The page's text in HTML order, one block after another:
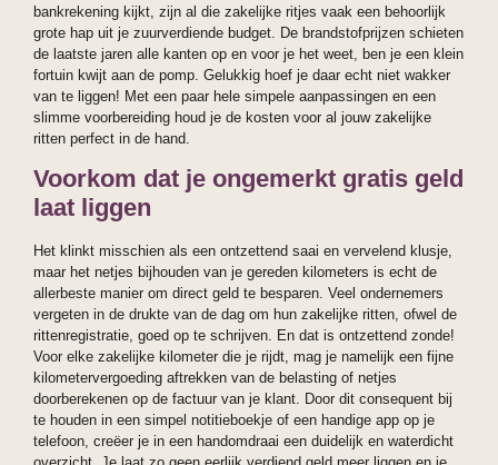
bankrekening kijkt, zijn al die zakelijke ritjes vaak een behoorlijk
grote hap uit je zuurverdiende budget. De brandstofprijzen schieten
de laatste jaren alle kanten op en voor je het weet, ben je een klein
fortuin kwijt aan de pomp. Gelukkig hoef je daar echt niet wakker
van te liggen! Met een paar hele simpele aanpassingen en een
slimme voorbereiding houd je de kosten voor al jouw zakelijke
ritten perfect in de hand.
Voorkom dat je ongemerkt gratis geld
laat liggen
Het klinkt misschien als een ontzettend saai en vervelend klusje,
maar het netjes bijhouden van je gereden kilometers is echt de
allerbeste manier om direct geld te besparen. Veel ondernemers
vergeten in de drukte van de dag om hun zakelijke ritten, ofwel de
rittenregistratie, goed op te schrijven. En dat is ontzettend zonde!
Voor elke zakelijke kilometer die je rijdt, mag je namelijk een fijne
kilometervergoeding aftrekken van de belasting of netjes
doorberekenen op de factuur van je klant. Door dit consequent bij
te houden in een simpel notitieboekje of een handige app op je
telefoon, creëer je in een handomdraai een duidelijk en waterdicht